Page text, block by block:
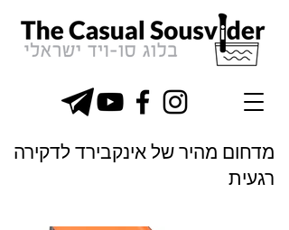
מדחום מהיר של אינקבירד לדקירה
רגעית